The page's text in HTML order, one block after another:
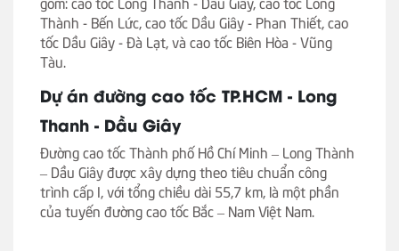
Thành - Bến Lức, cao tốc Dầu Giây - Phan Thiết, cao
tốc Dầu Giây - Đà Lạt, và cao tốc Biên Hòa - Vũng
Tàu.
Dự án đường cao tốc TP.HCM - Long
Thanh - Dầu Giây
Đường cao tốc Thành phố Hồ Chí Minh – Long Thành
– Dầu Giây được xây dựng theo tiêu chuẩn công
trình cấp I, với tổng chiều dài 55,7 km, là một phần
của tuyến đường cao tốc Bắc – Nam Việt Nam.